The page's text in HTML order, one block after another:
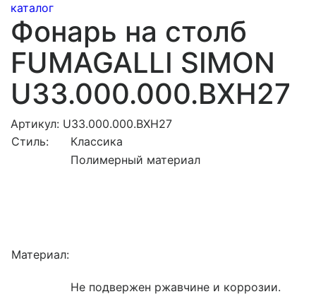
каталог
Фонарь на столб
FUMAGALLI SIMON
U33.000.000.BXH27
Артикул: U33.000.000.BXH27
Стиль:
Классика
Материал:
Полимерный материал
Не подвержен ржавчине и коррозии.